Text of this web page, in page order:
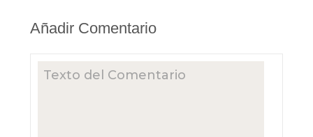
Añadir Comentario